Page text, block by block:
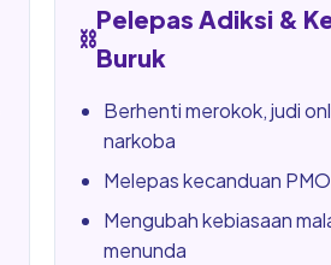
⛓️
Pelepas Adiksi &
Buruk
Berhenti merokok, judi
narkoba
Melepas kecanduan
Mengubah kebiasaan
menunda